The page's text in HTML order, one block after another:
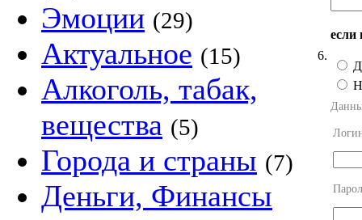
Эмоции (29)
Актуальное (15)
Алкоголь, табак,
вещества (5)
Города и страны (7)
Деньги, Финансы
6.
если